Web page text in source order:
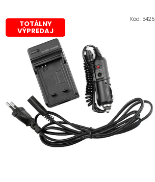
p
u
TOTÁLNY
VÝPREDAJ
Kód: 5425